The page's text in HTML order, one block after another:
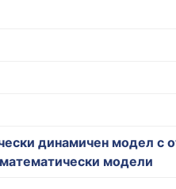
динамичен модел с
модели